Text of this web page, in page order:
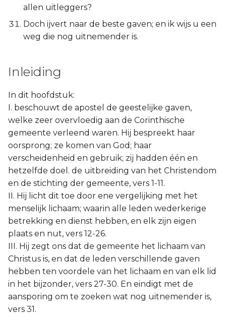
allen uitleggers?
Doch ijvert naar de beste gaven; en ik wijs u een
weg die nog uitnemender is.
Inleiding
In dit hoofdstuk:
I. beschouwt de apostel de geestelijke gaven,
welke zeer overvloedig aan de Corinthische
gemeente verleend waren. Hij bespreekt haar
oorsprong; ze komen van God; haar
verscheidenheid en gebruik; zij hadden één en
hetzelfde doel. de uitbreiding van het Christendom
en de stichting der gemeente, vers 1-11.
II. Hij licht dit toe door ene vergelijking met het
menselijk lichaam; waarin alle leden wederkerige
betrekking en dienst hebben, en elk zijn eigen
plaats en nut, vers 12-26.
III. Hij zegt ons dat de gemeente het lichaam van
Christus is, en dat de leden verschillende gaven
hebben ten voordele van het lichaam en van elk lid
in het bijzonder, vers 27-30. En eindigt met de
aansporing om te zoeken wat nog uitnemender is,
vers 31.